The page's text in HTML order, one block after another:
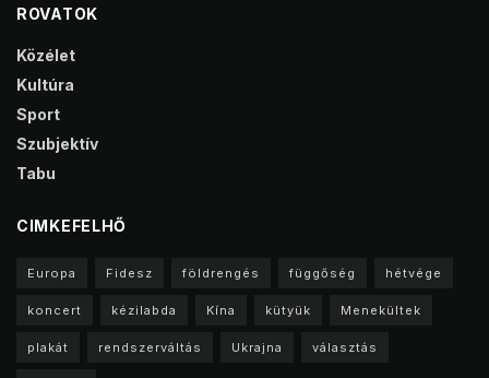
ROVATOK
Közélet
Kultúra
Sport
Szubjektív
Tabu
CIMKEFELHŐ
Europa Fidesz földrengés függőség hétvége
koncert kézilabda Kína kütyük Menekültek
plakát rendszerváltás Ukrajna választás